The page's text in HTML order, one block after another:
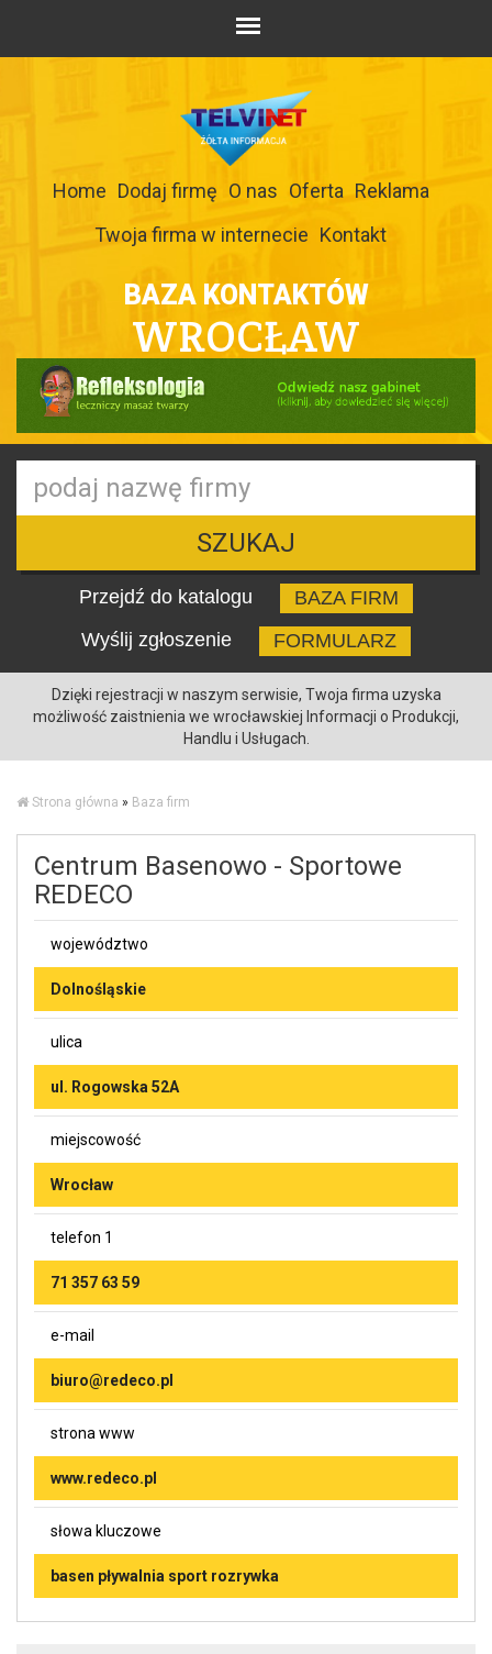
Home Dodaj firmę O nas Oferta Reklama
Twoja firma w internecie Kontakt
BAZA KONTAKTÓW
WROCŁAW
SZUKAJ
Przejdź do katalogu
BAZA FIRM
Wyślij zgłoszenie
FORMULARZ
Dzięki rejestracji w naszym serwisie, Twoja firma uzyska
możliwość zaistnienia we wrocławskiej Informacji o Produkcji,
Handlu i Usługach.
Strona główna » Baza firm
Centrum Basenowo - Sportowe
REDECO
województwo
Dolnośląskie
ulica
ul. Rogowska 52A
miejscowość
Wrocław
telefon 1
71 357 63 59
e-mail
biuro@redeco.pl
strona www
www.redeco.pl
słowa kluczowe
basen pływalnia sport rozrywka